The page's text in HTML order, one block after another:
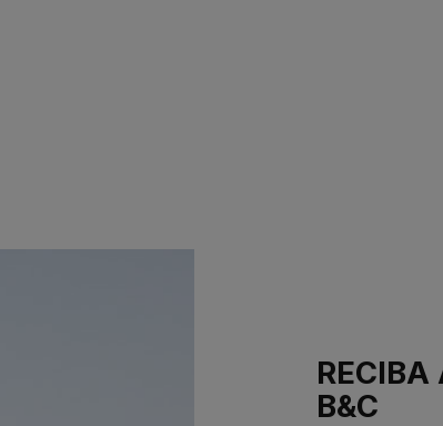
RECIBA
B&C